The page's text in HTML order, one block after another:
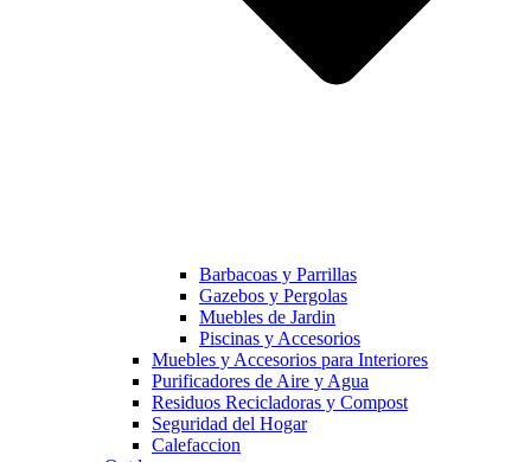
Barbacoas y Parrillas
Gazebos y Pergolas
Muebles de Jardin
Piscinas y Accesorios
Muebles y Accesorios para Interiores
Purificadores de Aire y Agua
Residuos Recicladoras y Compost
Seguridad del Hogar
Calefaccion